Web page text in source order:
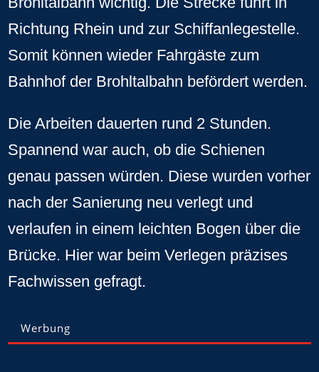
Richtung Rhein und zur Schiffanlegestelle.
Somit können wieder Fahrgäste zum
Bahnhof der Brohltalbahn befördert werden.
Die Arbeiten dauerten rund 2 Stunden.
Spannend war auch, ob die Schienen
genau passen würden. Diese wurden vorher
nach der Sanierung neu verlegt und
verlaufen in einem leichten Bogen über die
Brücke. Hier war beim Verlegen präzises
Fachwissen gefragt.
Werbung